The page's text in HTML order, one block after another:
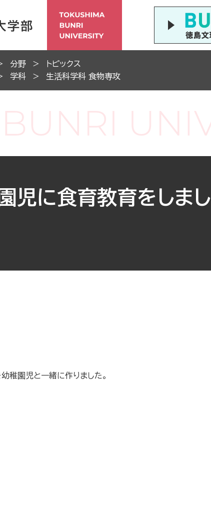
分野
トピックス
学科 生活科学科 食物専攻
児に食育教育をしまし
稚園児と一緒に作りました。